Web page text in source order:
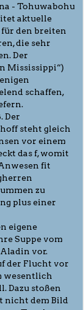
- Tohuwabohu
aktuelle
den breiten
die sehr
Der
Mississippi“)
schaffen,
Der
steht gleich
vor einem
das f, womit
fit
zu
plus einer
eigene
Suppe vom
vor.
der Flucht vor
wesentlich
Dazu stoßen
nicht dem Bild